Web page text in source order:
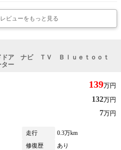
ビューをもっと見る
ドア ナビ ＴＶ Ｂｌｕｅｔｏｏｔ
ー
139万円
132万円
7万円
走行
0.3万km
修復歴
あり